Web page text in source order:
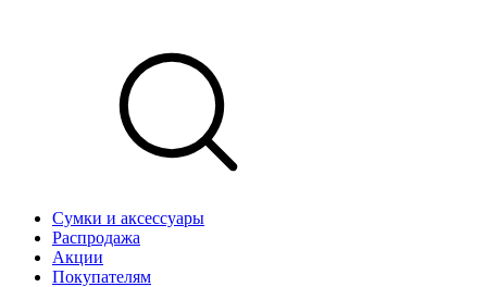
Сумки и аксессуары
Распродажа
Акции
Покупателям